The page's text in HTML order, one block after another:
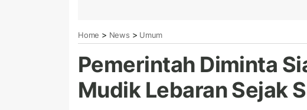
Home > News > Umum
Pemerintah Diminta
Mudik Lebaran Sejak